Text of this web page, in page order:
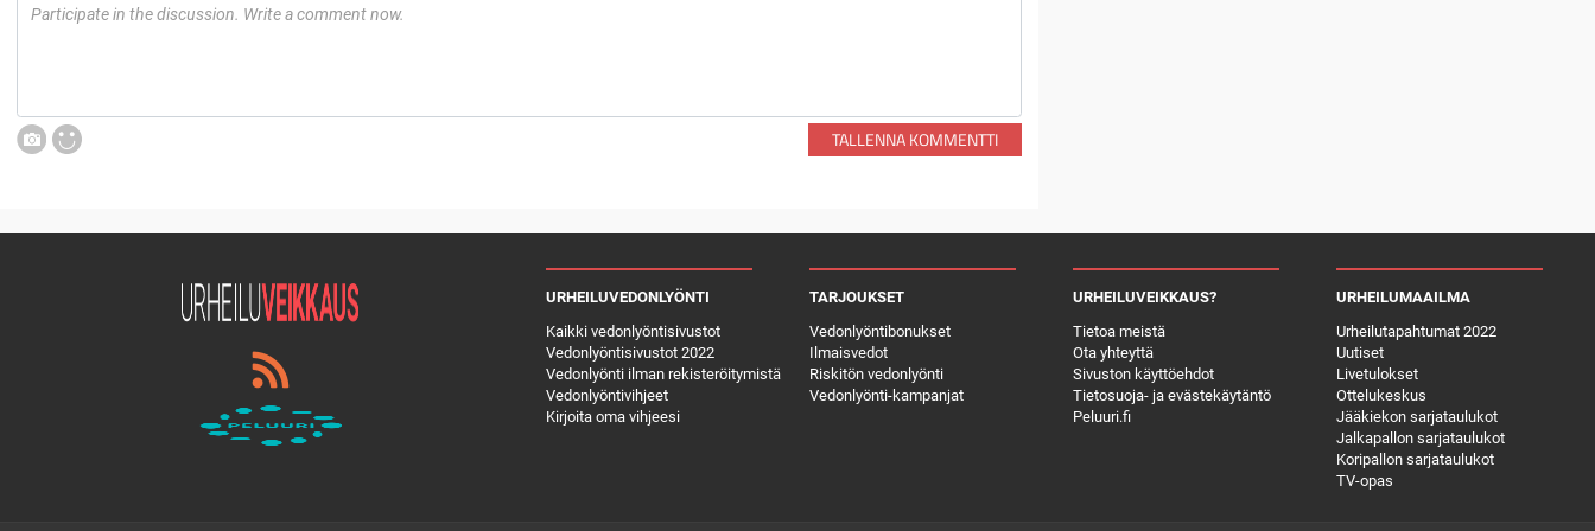
TALLENNA KOMMENTTI
URHEILUVEDONLYÖNTI
Kaikki vedonlyöntisivustot
Vedonlyöntisivustot 2022
Vedonlyönti ilman rekisteröitymistä
Vedonlyöntivihjeet
Kirjoita oma vihjeesi
TARJOUKSET
Vedonlyöntibonukset
Ilmaisvedot
Riskitön vedonlyönti
Vedonlyönti-kampanjat
URHEILUVEIKKAUS?
Tietoa meistä
Ota yhteyttä
Sivuston käyttöehdot
Tietosuoja- ja evästekäytäntö
Peluuri.fi
URHEILUMAAILMA
Urheilutapahtumat 2022
Uutiset
Livetulokset
Ottelukeskus
Jääkiekon sarjataulukot
Jalkapallon sarjataulukot
Koripallon sarjataulukot
TV-opas